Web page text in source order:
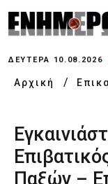
ΔΕΥΤΈΡΑ 10.08.2026
Αρχική
Παξών –